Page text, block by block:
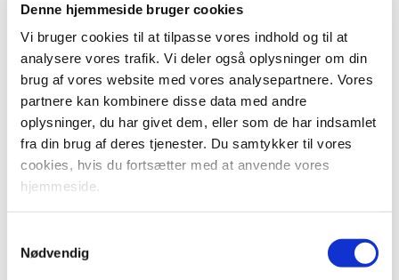
Denne hjemmeside bruger cookies
Vi bruger cookies til at tilpasse vores indhold og til at
analysere vores trafik. Vi deler også oplysninger om din
brug af vores website med vores analysepartnere. Vores
partnere kan kombinere disse data med andre
oplysninger, du har givet dem, eller som de har indsamlet
fra din brug af deres tjenester. Du samtykker til vores
cookies, hvis du fortsætter med at anvende vores
hjemmeside.
Nødvendig
cykelstierne, men uden for de største byer er der længere
mellem cyklisterne. Men fordelene ved at cykle - forbedret
sundhed, mindre CO2-udledning og mindre trængsel –
gælder alle steder. Derfor går Årets Cykelinitiativpris til
Holger Ross Lauritsen fra Tarm, som sætter sine
medarbejderes sundhed og trivsel i højsædet og samtidig
har fokus på at nedbringe CO2-udledningen. En
cykelbonus er simpelt og effektivt, og jeg håber, andre